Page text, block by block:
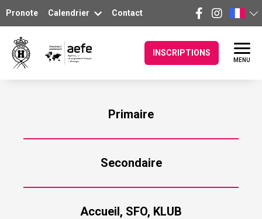
Pronote Calendrier Contact
INSCRIPTIONS
MENU
Primaire
Secondaire
Accueil, SFO, KLUB